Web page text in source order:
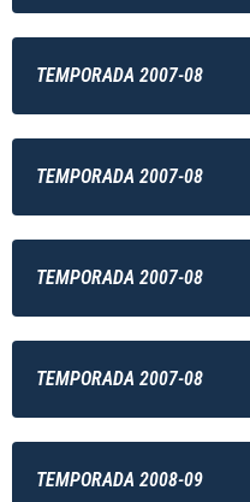
TEMPORADA 2007-08
TEMPORADA 2007-08
TEMPORADA 2007-08
TEMPORADA 2007-08
TEMPORADA 2008-09